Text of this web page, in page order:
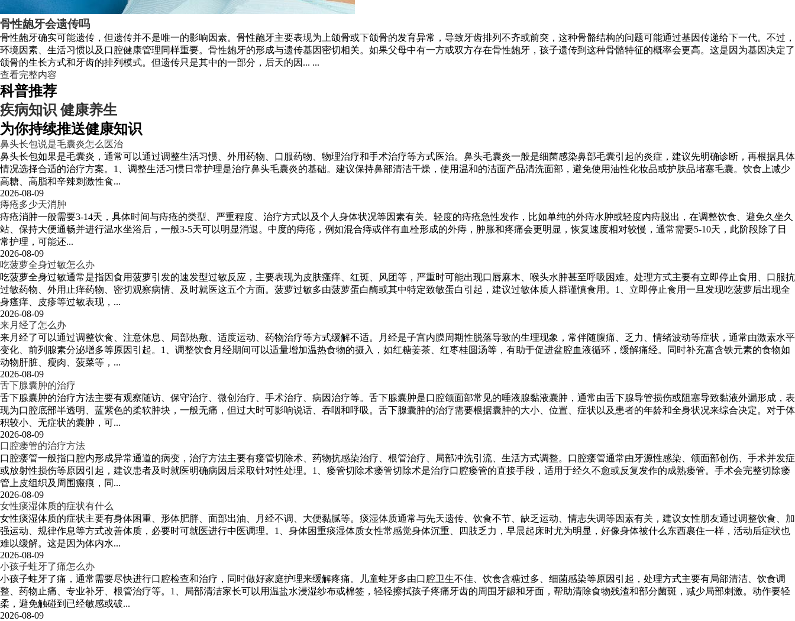
骨性龅牙会遗传吗
骨性龅牙确实可能遗传，但遗传并不是唯一的影响因素。骨性龅牙主要表现为上颌骨或下颌骨的发育异常，导致牙齿排列不齐或前突，这种骨骼结构的问题可能通过基因传递给下一代。不过，
环境因素、生活习惯以及口腔健康管理同样重要。骨性龅牙的形成与遗传基因密切相关。如果父母中有一方或双方存在骨性龅牙，孩子遗传到这种骨骼特征的概率会更高。这是因为基因决定了
颌骨的生长方式和牙齿的排列模式。但遗传只是其中的一部分，后天的因... ...
查看完整内容
科普推荐
疾病知识 健康养生
为你持续推送健康知识
鼻头长包说是毛囊炎怎么医治
鼻头长包如果是毛囊炎，通常可以通过调整生活习惯、外用药物、口服药物、物理治疗和手术治疗等方式医治。鼻头毛囊炎一般是细菌感染鼻部毛囊引起的炎症，建议先明确诊断，再根据具体
情况选择合适的治疗方案。1、调整生活习惯日常护理是治疗鼻头毛囊炎的基础。建议保持鼻部清洁干燥，使用温和的洁面产品清洗面部，避免使用油性化妆品或护肤品堵塞毛囊。饮食上减少
高糖、高脂和辛辣刺激性食...
2026-08-09
痔疮多少天消肿
痔疮消肿一般需要3-14天，具体时间与痔疮的类型、严重程度、治疗方式以及个人身体状况等因素有关。轻度的痔疮急性发作，比如单纯的外痔水肿或轻度内痔脱出，在调整饮食、避免久坐久
站、保持大便通畅并进行温水坐浴后，一般3-5天可以明显消退。中度的痔疮，例如混合痔或伴有血栓形成的外痔，肿胀和疼痛会更明显，恢复速度相对较慢，通常需要5-10天，此阶段除了日
常护理，可能还...
2026-08-09
吃菠萝全身过敏怎么办
吃菠萝全身过敏通常是指因食用菠萝引发的速发型过敏反应，主要表现为皮肤瘙痒、红斑、风团等，严重时可能出现口唇麻木、喉头水肿甚至呼吸困难。处理方式主要有立即停止食用、口服抗
过敏药物、外用止痒药物、密切观察病情、及时就医这五个方面。菠萝过敏多由菠萝蛋白酶或其中特定致敏蛋白引起，建议过敏体质人群谨慎食用。1、立即停止食用一旦发现吃菠萝后出现全
身瘙痒、皮疹等过敏表现，...
2026-08-09
来月经了怎么办
来月经了可以通过调整饮食、注意休息、局部热敷、适度运动、药物治疗等方式缓解不适。月经是子宫内膜周期性脱落导致的生理现象，常伴随腹痛、乏力、情绪波动等症状，通常由激素水平
变化、前列腺素分泌增多等原因引起。1、调整饮食月经期间可以适量增加温热食物的摄入，如红糖姜茶、红枣桂圆汤等，有助于促进盆腔血液循环，缓解痛经。同时补充富含铁元素的食物如
动物肝脏、瘦肉、菠菜等，...
2026-08-09
舌下腺囊肿的治疗
舌下腺囊肿的治疗方法主要有观察随访、保守治疗、微创治疗、手术治疗、病因治疗等。舌下腺囊肿是口腔颌面部常见的唾液腺黏液囊肿，通常由舌下腺导管损伤或阻塞导致黏液外漏形成，表
现为口腔底部半透明、蓝紫色的柔软肿块，一般无痛，但过大时可影响说话、吞咽和呼吸。舌下腺囊肿的治疗需要根据囊肿的大小、位置、症状以及患者的年龄和全身状况来综合决定。对于体
积较小、无症状的囊肿，可...
2026-08-09
口腔瘘管的治疗方法
口腔瘘管一般指口腔内形成异常通道的病变，治疗方法主要有瘘管切除术、药物抗感染治疗、根管治疗、局部冲洗引流、生活方式调整。口腔瘘管通常由牙源性感染、颌面部创伤、手术并发症
或放射性损伤等原因引起，建议患者及时就医明确病因后采取针对性处理。1、瘘管切除术瘘管切除术是治疗口腔瘘管的直接手段，适用于经久不愈或反复发作的成熟瘘管。手术会完整切除瘘
管上皮组织及周围瘢痕，同...
2026-08-09
女性痰湿体质的症状有什么
女性痰湿体质的症状主要有身体困重、形体肥胖、面部出油、月经不调、大便黏腻等。痰湿体质通常与先天遗传、饮食不节、缺乏运动、情志失调等因素有关，建议女性朋友通过调整饮食、加
强运动、规律作息等方式改善体质，必要时可就医进行中医调理。1、身体困重痰湿体质女性常感觉身体沉重、四肢乏力，早晨起床时尤为明显，好像身体被什么东西裹住一样，活动后症状也
难以缓解。这是因为体内水...
2026-08-09
小孩子蛀牙了痛怎么办
小孩子蛀牙了痛，通常需要尽快进行口腔检查和治疗，同时做好家庭护理来缓解疼痛。儿童蛀牙多由口腔卫生不佳、饮食含糖过多、细菌感染等原因引起，处理方式主要有局部清洁、饮食调
整、药物止痛、专业补牙、根管治疗等。1、局部清洁家长可以用温盐水浸湿纱布或棉签，轻轻擦拭孩子疼痛牙齿的周围牙龈和牙面，帮助清除食物残渣和部分菌斑，减少局部刺激。动作要轻
柔，避免触碰到已经敏感或破...
2026-08-09